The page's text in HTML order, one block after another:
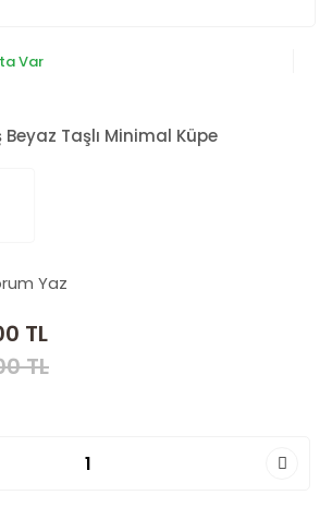
Var
Taşlı Minimal Küpe
Yaz
TL
TL